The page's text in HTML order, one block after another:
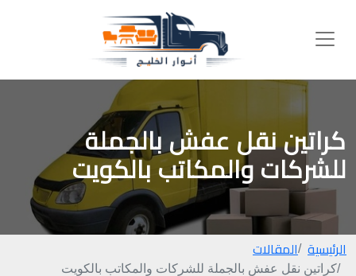
كراتين نقل عفش بالجملة
للشركات والمكاتب بالكويت
الرئيسية المقالات
كراتين نقل عفش بالجملة للشركات والمكاتب بالكويت